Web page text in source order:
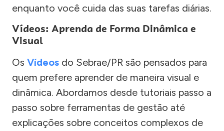
enquanto você cuida das suas tarefas diárias.
Vídeos: Aprenda de Forma Dinâmica e
Visual
Os Vídeos do Sebrae/PR são pensados para
quem prefere aprender de maneira visual e
dinâmica. Abordamos desde tutoriais passo a
passo sobre ferramentas de gestão até
explicações sobre conceitos complexos de